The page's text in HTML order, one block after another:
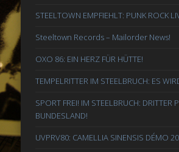
STEELTOWN EMPFIEHLT: PUNK ROCK
Steeltown Records – Mailorder News!
OXO 86: EIN HERZ FÜR HÜTTE!
TEMPELRITTER IM STEELBRUCH: ES
SPORT FREI! IM STEELBRUCH: DRITTER
BUNDESLAND!
UVPRV80: CAMELLIA SINENSIS DÉMO